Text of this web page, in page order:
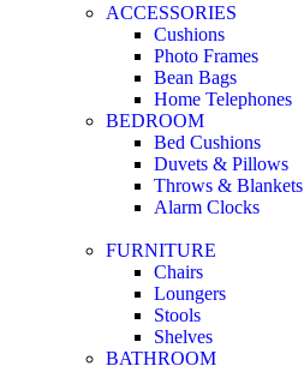
ACCESSORIES
Cushions
Photo Frames
Bean Bags
Home Telephones
BEDROOM
Bed Cushions
Duvets & Pillows
Throws & Blankets
Alarm Clocks
FURNITURE
Chairs
Loungers
Stools
Shelves
BATHROOM